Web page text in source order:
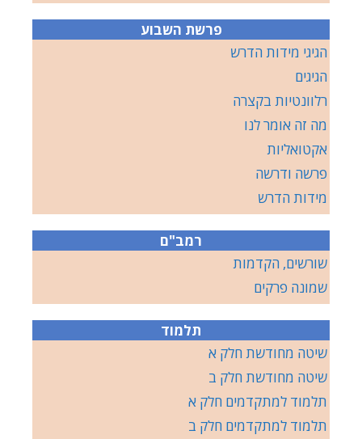
פרשת השבוע
הגיגי מידות הדרש
הגיגים
רלוונטיות בקצרה
מה זה אומר לנו
אקטואליות
פרשה ודרשה
מידות הדרש
רמב"ם
שורשים, הקדמות
שמונה פרקים
תלמוד
שיטה מחודשת חלק א
שיטה מחודשת חלק ב
תלמוד למתקדמים חלק א
תלמוד למתקדמים חלק ב